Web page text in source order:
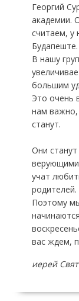
Георгий
академии.
считаем, у
Будапеште.
​В нашу
большим
Это очень
нам важно,
станут.
Они
верующими
учат
родителей.
​Поэтому
вас ждем,
иерей